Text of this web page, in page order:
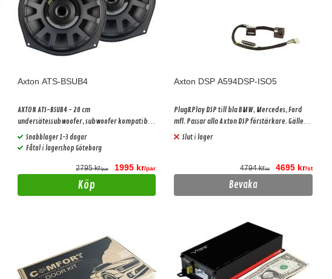
Axton ATS-BSUB4
AXTON ATS-BSUB4 - 20 cm
undersätessubwoofer, subwoofer kompatibel
med BMW&MINI fordon, 150 W RMS, 4 ohm
impedans, 1 par
Snabblager 1-3 dagar
Fåtal i lagershop Göteborg
2795 kr/par 1995 kr/par
Köp
Axton DSP A594DSP-ISO5
Plug&Play DSP till bla BMW, Mercedes, Ford
mfl. Passar alla Axton DSP förstärkare. Gäller
bilar med basic ljudpaket!
Slut i lager
4794 kr/st 4695 kr/st
Bevaka